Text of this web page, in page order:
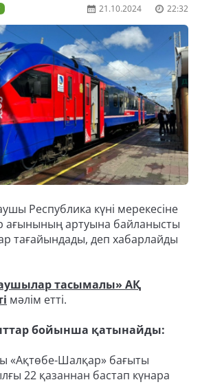
21.10.2024 22:32
Республика күні мерекесіне
ағынының артуына байланысты
тағайындады, деп хабарлайды
тасымалы» АҚ
мәлім етті.
бойынша қатынайды:
«Ақтөбе-Шалқар» бағыты
22 қазаннан бастап күнара